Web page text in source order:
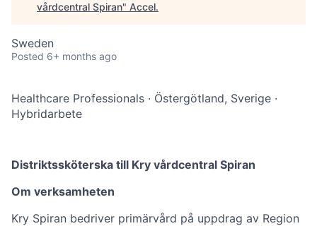
vårdcentral Spiran" Accel.
Sweden
Posted 6+ months ago
Healthcare Professionals · Östergötland, Sverige ·
Hybridarbete
Distriktssköterska till Kry vårdcentral Spiran
Om verksamheten
Kry Spiran bedriver primärvård på uppdrag av Region